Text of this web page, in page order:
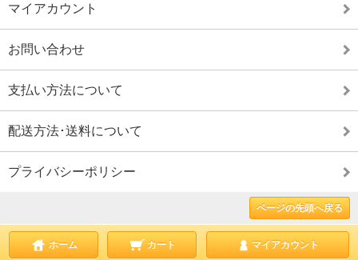
マイアカウント
お問い合わせ
支払い方法について
配送方法･送料について
プライバシーポリシー
ページの先頭へ戻る
ホーム カート マイアカウント